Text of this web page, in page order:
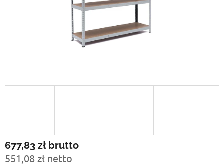
677,83 złbrutto
551,08 zł netto